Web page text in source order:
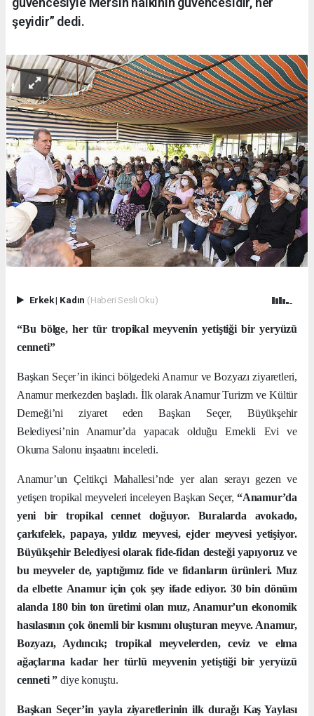
şeyidir” dedi.
Erkek| Kadın (Haberi Sesli Oku)
“Bu bölge, her tür tropikal meyvenin yetiştiği bir yeryüzü
cenneti”
Başkan Seçer’in ikinci bölgedeki Anamur ve Bozyazı ziyaretleri,
Anamur merkezden başladı. İlk olarak Anamur Turizm ve Kültür
Derneği’ni ziyaret eden Başkan Seçer, Büyükşehir
Belediyesi’nin Anamur’da yapacak olduğu Emekli Evi ve
Okuma Salonu inşaatını inceledi.
Anamur’un Çeltikçi Mahallesi’nde yer alan serayı gezen ve
yetişen tropikal meyveleri inceleyen Başkan Seçer, “Anamur’da
yeni bir tropikal cennet doğuyor. Buralarda avokado,
çarkıfelek, papaya, yıldız meyvesi, ejder meyvesi yetişiyor.
Büyükşehir Belediyesi olarak fide-fidan desteği yapıyoruz ve
bu meyveler de, yaptığımız fide ve fidanların ürünleri. Muz
da elbette Anamur için çok şey ifade ediyor. 30 bin dönüm
alanda 180 bin ton üretimi olan muz, Anamur’un ekonomik
hasılasının çok önemli bir kısmını oluşturan meyve. Anamur,
Bozyazı, Aydıncık; tropikal meyvelerden, ceviz ve elma
ağaçlarına kadar her türlü meyvenin yetiştiği bir yeryüzü
cenneti ”diye konuştu.
Başkan Seçer’in yayla ziyaretlerinin ilk durağı Kaş Yaylası